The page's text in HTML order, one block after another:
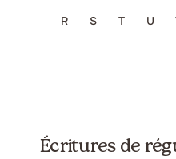
R
S T U
Écritures de